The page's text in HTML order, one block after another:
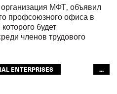
МФТ, объявил
профсоюзного офиса в
будет
членов трудового
ENTERPRISES
...